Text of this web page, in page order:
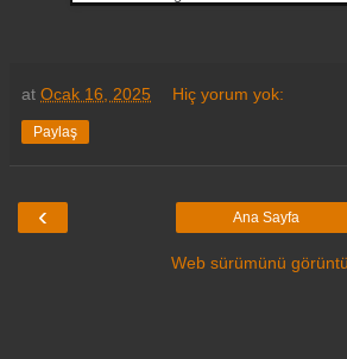
at Ocak 16, 2025 Hiç yorum yok:
Paylaş
‹ Ana Sayfa
Web sürümünü